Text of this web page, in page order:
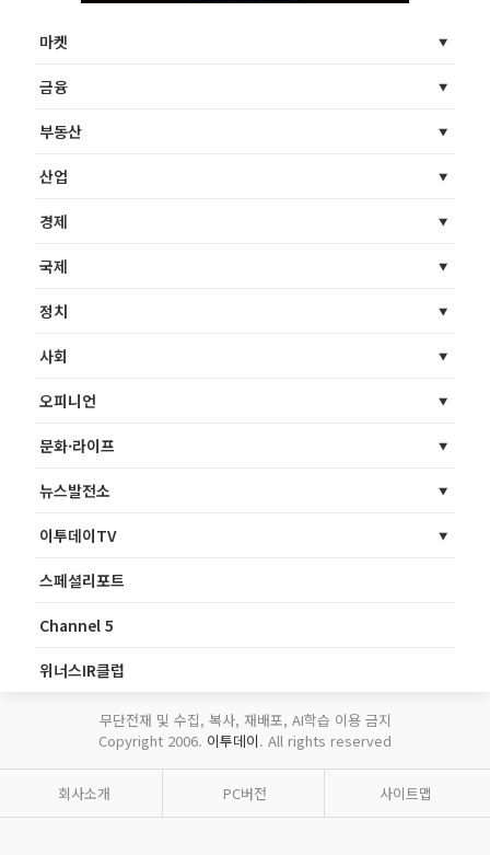
마켓
금융
부동산
산업
경제
국제
정치
사회
오피니언
문화·라이프
뉴스발전소
이투데이TV
스페셜리포트
Channel 5
위너스IR클럽
무단전재 및 수집, 복사, 재배포, AI학습 이용 금지
Copyright 2006. 이투데이. All rights reserved
회사소개 PC버전 사이트맵